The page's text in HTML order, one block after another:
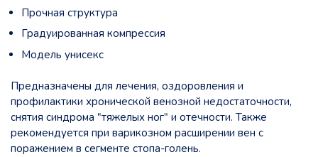
Прочная структура
Градуированная компрессия
Модель унисекс
Предназначены для лечения, оздоровления и
профилактики хронической венозной недостаточности,
снятия синдрома "тяжелых ног" и отечности. Также
рекомендуется при варикозном расширении вен с
поражением в сегменте стопа-голень.